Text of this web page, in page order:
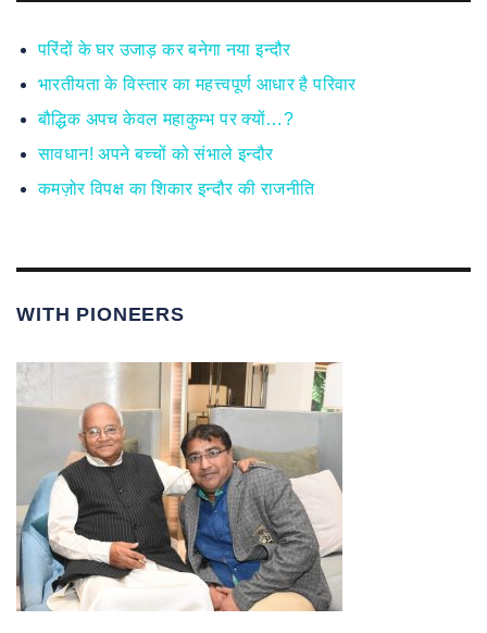
परिंदों के घर उजाड़ कर बनेगा नया इन्दौर
भारतीयता के विस्तार का महत्त्वपूर्ण आधार है परिवार
बौद्धिक अपच केवल महाकुम्भ पर क्यों…?
सावधान! अपने बच्चों को संभाले इन्दौर
कमज़ोर विपक्ष का शिकार इन्दौर की राजनीति
WITH PIONEERS